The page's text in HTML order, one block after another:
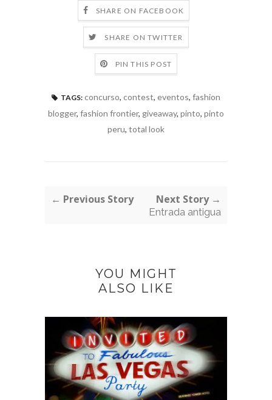
SHARE ON FACEBOOK
SHARE ON TWITTER
PIN THIS POST
TAGS: concurso, contest, eventos, fashion
blogger, fashion frontier, giveaway, pinto, pinto
peru, total look
← Previous Story Next Story →
Entrada antigua
YOU MIGHT
ALSO LIKE